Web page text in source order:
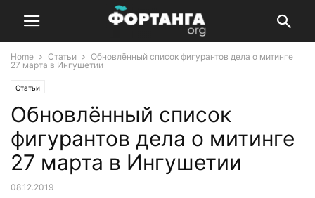
Home Статьи
Обновлённый список фигурантов дела о митинге
27 марта в Ингушетии
Статьи
Обновлённый список
фигурантов дела о митинге
27 марта в Ингушетии
08.12.2019